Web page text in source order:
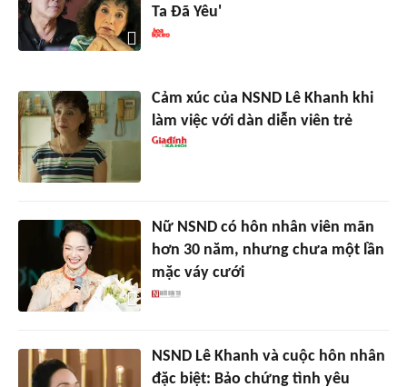
Ta Đã Yêu'
Cảm xúc của NSND Lê Khanh khi
làm việc với dàn diễn viên trẻ
Nữ NSND có hôn nhân viên mãn
hơn 30 năm, nhưng chưa một lần
mặc váy cưới
NSND Lê Khanh và cuộc hôn nhân
đặc biệt: Bảo chứng tình yêu